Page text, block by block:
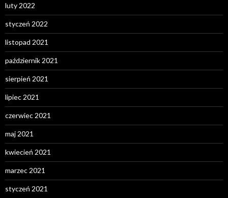
luty 2022
styczeń 2022
listopad 2021
październik 2021
sierpień 2021
lipiec 2021
czerwiec 2021
maj 2021
kwiecień 2021
marzec 2021
styczeń 2021